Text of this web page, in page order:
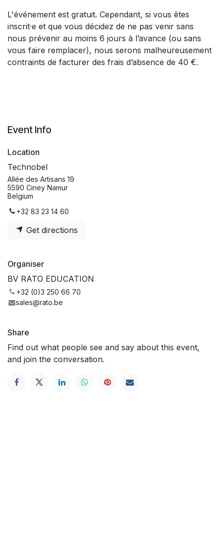
L'événement est gratuit. Cependant, si vous êtes
inscrit·e et que vous décidez de ne pas venir sans
nous prévenir au moins 6 jours à l’avance (ou sans
vous faire remplacer), nous serons malheureusement
contraints de facturer des frais d’absence de 40 €.
Event Info
Location
Technobel
Allée des Artisans 19
5590 Ciney Namur
Belgium
+32 83 23 14 60
Get directions
Organiser
BV RATO EDUCATION
+32 (0)3 250 66 70
sales@rato.be
Share
Find out what people see and say about this event,
and join the conversation.